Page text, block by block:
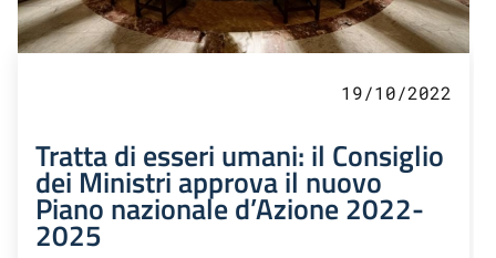
19/10/2022
Tratta di esseri umani: il Consiglio
dei Ministri approva il nuovo
Piano nazionale d’Azione 2022-
2025